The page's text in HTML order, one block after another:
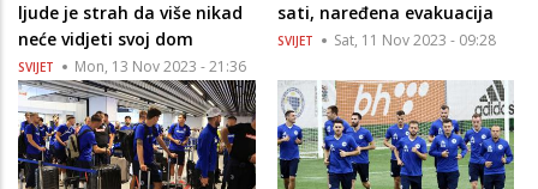
ljude je strah da više nikad
neće vidjeti svoj dom
SVIJET Mon, 13 Nov 2023 - 21:36
sati, naređena evakuacija
SVIJET Sat, 11 Nov 2023 - 09:28